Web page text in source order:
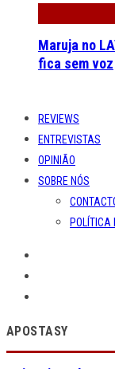
Maruja no
fica sem voz
REVIEWS
ENTREVISTAS
OPINIÃO
SOBRE NÓS
POLÍTICA
APOSTASY